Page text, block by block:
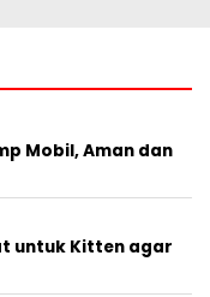
Mobil, Aman dan
untuk Kitten agar